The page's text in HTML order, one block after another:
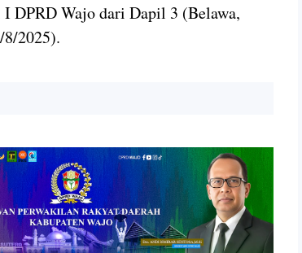
DPRD Wajo dari Dapil 3 (Belawa,
2025).